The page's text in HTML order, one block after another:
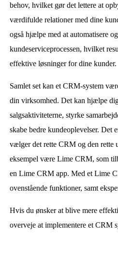
behov, hvilket gør det lettere at
værdifulde relationer med dine
også hjælpe med at automatisere
kundeserviceprocessen, hvilket
effektive løsninger for dine kunder.
Samlet set kan et CRM-system
din virksomhed. Det kan hjælpe
salgsaktiviteterne, styrke
skabe bedre kundeoplevelser. Det
vælger det rette CRM og den rette
eksempel være Lime CRM, som
en Lime CRM app. Med et Lime
ovenstående funktioner, samt
Hvis du ønsker at blive mere
overveje at implementere et CRM